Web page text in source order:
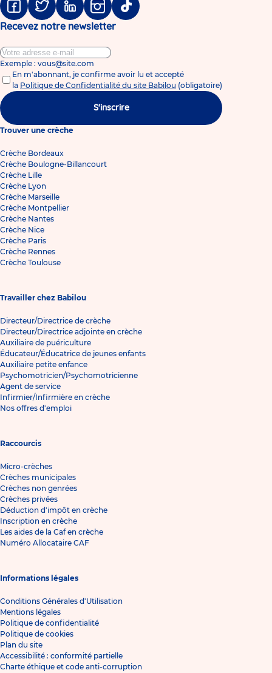
FacebookTwitter LinkedinInstagramTiktok
Recevez notre newsletter
Exemple : vous@site.com
En m'abonnant, je confirme avoir lu et accepté
la Politique de Confidentialité du site Babilou (obligatoire)
S'inscrire
Trouver une crèche
Crèche Bordeaux
Crèche Boulogne-Billancourt
Crèche Lille
Crèche Lyon
Crèche Marseille
Crèche Montpellier
Crèche Nantes
Crèche Nice
Crèche Paris
Crèche Rennes
Crèche Toulouse
Travailler chez Babilou
Directeur/Directrice de crèche
Directeur/Directrice adjointe en crèche
Auxiliaire de puériculture
Éducateur/Éducatrice de jeunes enfants
Auxiliaire petite enfance
Psychomotricien/Psychomotricienne
Agent de service
Infirmier/Infirmière en crèche
Nos offres d'emploi
Raccourcis
Micro-crèches
Crèches municipales
Crèches non genrées
Crèches privées
Déduction d'impôt en crèche
Inscription en crèche
Les aides de la Caf en crèche
Numéro Allocataire CAF
Informations légales
Conditions Générales d'Utilisation
Mentions légales
Politique de confidentialité
Politique de cookies
Plan du site
Accessibilité : conformité partielle
Charte éthique et code anti-corruption